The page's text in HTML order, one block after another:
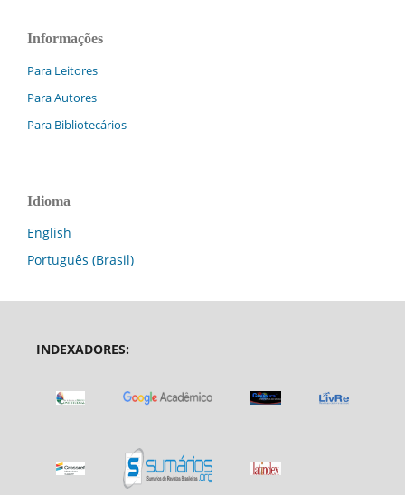
Informações
Para Leitores
Para Autores
Para Bibliotecários
Idioma
English
Português (Brasil)
INDEXADORES: